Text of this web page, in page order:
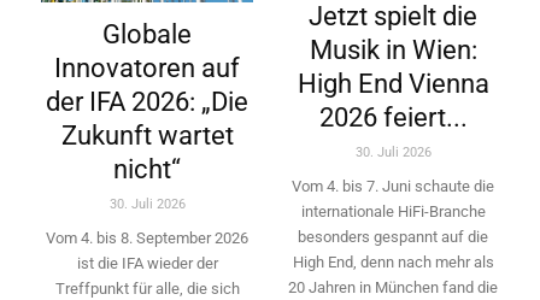
Globale
Innovatoren auf
der IFA 2026: „Die
Zukunft wartet
nicht“
30. Juli 2026
Vom 4. bis 8. September 2026
ist die IFA wieder der
Treffpunkt für alle, die sich
Jetzt spielt die
Musik in Wien:
High End Vienna
2026 feiert...
30. Juli 2026
Vom 4. bis 7. Juni schaute die
internationale HiFi-Branche
besonders gespannt auf die
High End, denn nach mehr als
20 Jahren in München fand die